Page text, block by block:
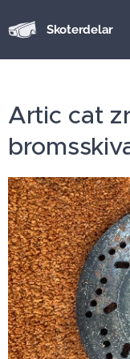
Skoterdelar
Artic cat